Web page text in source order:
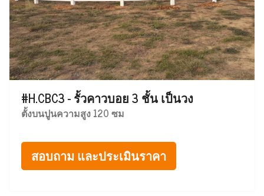
#H.CBC3 - รั้วคาวบอย 3 ชั้น เป็นวง
ตั้งบนปูนความสูง 120 ซม
สอบถาม และประเมินราคา